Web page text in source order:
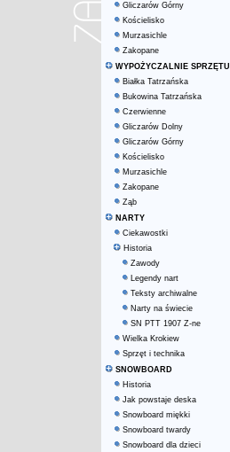
Gliczarów Górny
Kościelisko
Murzasichle
Zakopane
WYPOŻYCZALNIE SPRZĘTU
Białka Tatrzańska
Bukowina Tatrzańska
Czerwienne
Gliczarów Dolny
Gliczarów Górny
Kościelisko
Murzasichle
Zakopane
Ząb
NARTY
Ciekawostki
Historia
Zawody
Legendy nart
Teksty archiwalne
Narty na świecie
SN PTT 1907 Z-ne
Wielka Krokiew
Sprzęt i technika
SNOWBOARD
Historia
Jak powstaje deska
Snowboard miękki
Snowboard twardy
Snowboard dla dzieci